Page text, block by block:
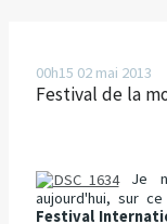
00h15 02 mai 2013
Festival de la
Je
aujourd'hui, sur
Festival